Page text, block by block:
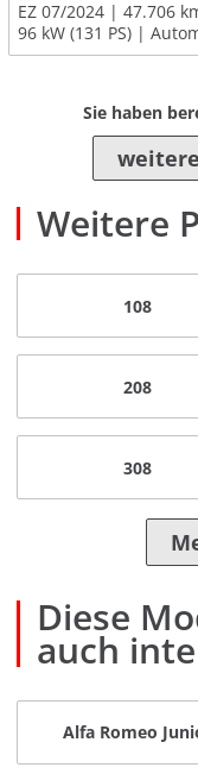
EZ 07/2024
47.706
96 kW (131 PS)
Sie haben
Weitere
108
208
308
Diese
auch
Alfa Romeo